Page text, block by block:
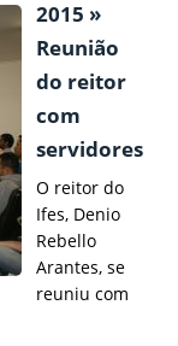
2015 »
Reunião
do reitor
com
servidores
O reitor do
Ifes, Denio
Rebello
Arantes, se
reuniu com